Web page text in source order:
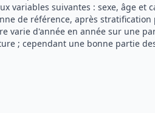
variables suivantes : sexe, âge et
de référence, après
varie d'année en année sur une
; cependant une bonne partie